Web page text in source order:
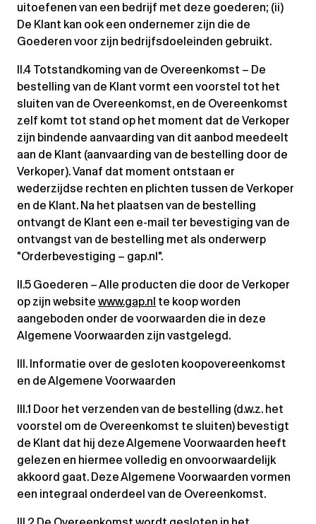
uitoefenen van een bedrijf met deze goederen; (ii)
De Klant kan ook een ondernemer zijn die de
Goederen voor zijn bedrijfsdoeleinden gebruikt.
II.4 Totstandkoming van de Overeenkomst – De
bestelling van de Klant vormt een voorstel tot het
sluiten van de Overeenkomst, en de Overeenkomst
zelf komt tot stand op het moment dat de Verkoper
zijn bindende aanvaarding van dit aanbod meedeelt
aan de Klant (aanvaarding van de bestelling door de
Verkoper). Vanaf dat moment ontstaan er
wederzijdse rechten en plichten tussen de Verkoper
en de Klant. Na het plaatsen van de bestelling
ontvangt de Klant een e-mail ter bevestiging van de
ontvangst van de bestelling met als onderwerp
"Orderbevestiging – gap.nl".
II.5 Goederen – Alle producten die door de Verkoper
op zijn website www.gap.nl te koop worden
aangeboden onder de voorwaarden die in deze
Algemene Voorwaarden zijn vastgelegd.
III. Informatie over de gesloten koopovereenkomst
en de Algemene Voorwaarden
III.1 Door het verzenden van de bestelling (d.w.z. het
voorstel om de Overeenkomst te sluiten) bevestigt
de Klant dat hij deze Algemene Voorwaarden heeft
gelezen en hiermee volledig en onvoorwaardelijk
akkoord gaat. Deze Algemene Voorwaarden vormen
een integraal onderdeel van de Overeenkomst.